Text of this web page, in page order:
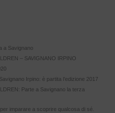
a Savignano
– SAVIGNANO IRPINO
Irpino: è partita l’edizione 2017
Parte a Savignano la terza
imparare a scoprire qualcosa di sé.